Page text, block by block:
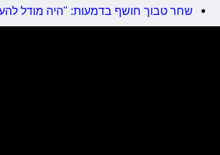
שחר טבוך חושף בדמעות: "היה מודל